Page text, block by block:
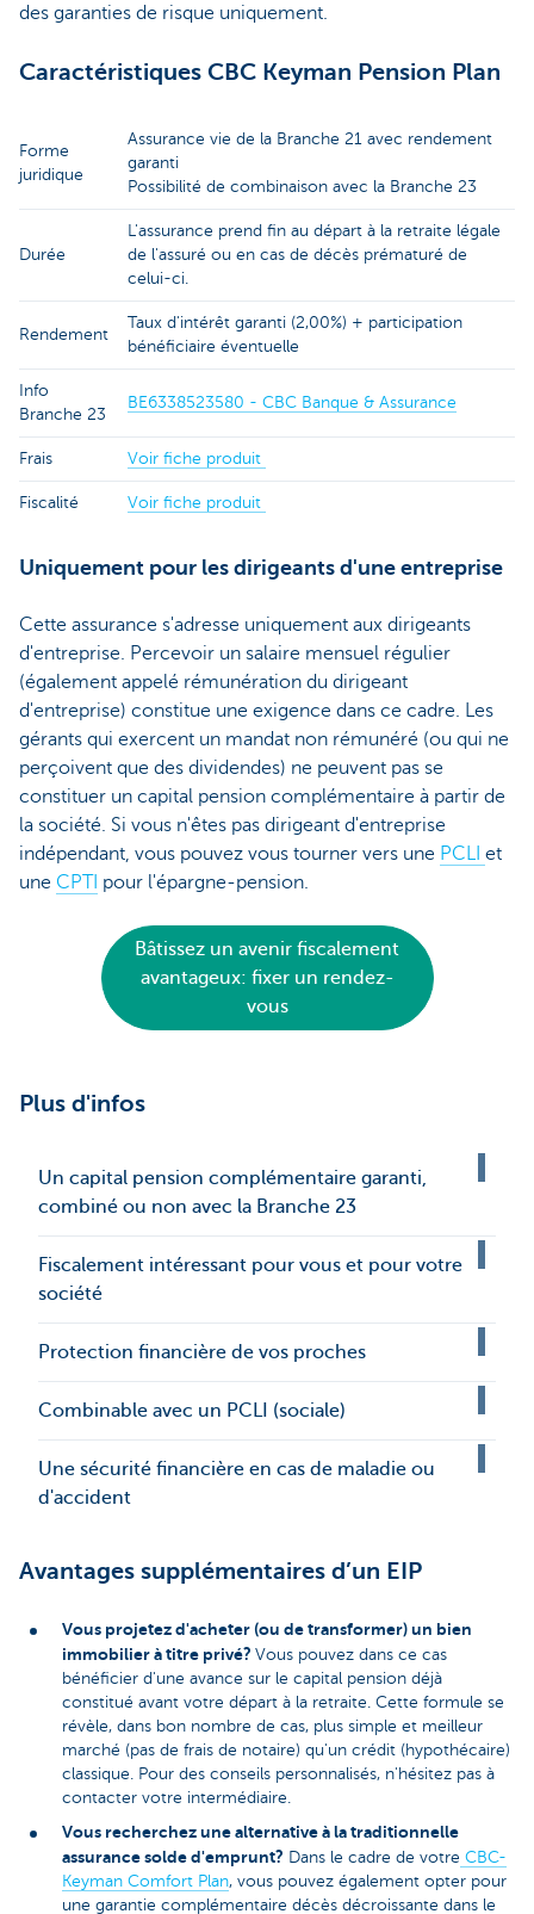
des garanties de risque uniquement.
Caractéristiques CBC Keyman Pension Plan
Forme
juridique
Assurance vie de la Branche 21 avec rendement
garanti
Possibilité de combinaison avec la Branche 23
Durée
L'assurance prend fin au départ à la retraite légale
de l'assuré ou en cas de décès prématuré de
celui-ci.
Rendement
Taux d'intérêt garanti (2,00%) + participation
bénéficiaire éventuelle
Info
Branche 23
BE6338523580 - CBC Banque & Assurance
Frais Voir fiche produit
Fiscalité Voir fiche produit
Uniquement pour les dirigeants d'une entreprise
Cette assurance s'adresse uniquement aux dirigeants
d'entreprise. Percevoir un salaire mensuel régulier
(également appelé rémunération du dirigeant
d'entreprise) constitue une exigence dans ce cadre. Les
gérants qui exercent un mandat non rémunéré (ou qui ne
perçoivent que des dividendes) ne peuvent pas se
constituer un capital pension complémentaire à partir de
la société. Si vous n'êtes pas dirigeant d'entreprise
indépendant, vous pouvez vous tourner vers une PCLI et
une CPTI pour l'épargne-pension.
Bâtissez un avenir fiscalement
avantageux: fixer un rendez-
vous
Plus d'infos
Un capital pension complémentaire garanti,
combiné ou non avec la Branche 23
Fiscalement intéressant pour vous et pour votre
société
Protection financière de vos proches
Combinable avec un PCLI (sociale)
Une sécurité financière en cas de maladie ou
d'accident
Avantages supplémentaires d’un EIP
Vous projetez d'acheter (ou de transformer) un bien
immobilier à titre privé? Vous pouvez dans ce cas
bénéficier d'une avance sur le capital pension déjà
constitué avant votre départ à la retraite. Cette formule se
révèle, dans bon nombre de cas, plus simple et meilleur
marché (pas de frais de notaire) qu'un crédit (hypothécaire)
classique. Pour des conseils personnalisés, n'hésitez pas à
contacter votre intermédiaire.
Vous recherchez une alternative à la traditionnelle
assurance solde d'emprunt? Dans le cadre de votre CBC-
Keyman Comfort Plan, vous pouvez également opter pour
une garantie complémentaire décès décroissante dans le